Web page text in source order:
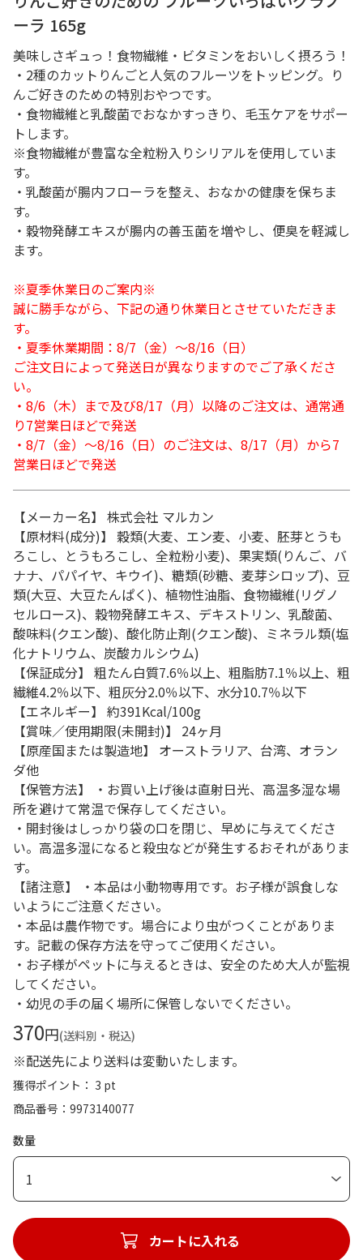
ーラ 165g
美味しさギュっ！食物繊維・ビタミンをおいしく摂ろう！
・2種のカットりんごと人気のフルーツをトッピング。り
んご好きのための特別おやつです。
・食物繊維と乳酸菌でおなかすっきり、毛玉ケアをサポー
トします。
※食物繊維が豊富な全粒粉入りシリアルを使用していま
す。
・乳酸菌が腸内フローラを整え、おなかの健康を保ちま
す。
・穀物発酵エキスが腸内の善玉菌を増やし、便臭を軽減し
ます。
※夏季休業日のご案内※
誠に勝手ながら、下記の通り休業日とさせていただきま
す。
・夏季休業期間：8/7（金）～8/16（日）
ご注文日によって発送日が異なりますのでご了承くださ
い。
・8/6（木）まで及び8/17（月）以降のご注文は、通常通
り7営業日ほどで発送
・8/7（金）～8/16（日）のご注文は、8/17（月）から7
営業日ほどで発送
【メーカー名】 株式会社 マルカン
【原材料(成分)】 穀類(大麦、エン麦、小麦、胚芽とうも
ろこし、とうもろこし、全粒粉小麦)、果実類(りんご、バ
ナナ、パパイヤ、キウイ)、糖類(砂糖、麦芽シロップ)、豆
類(大豆、大豆たんぱく)、植物性油脂、食物繊維(リグノ
セルロース)、穀物発酵エキス、デキストリン、乳酸菌、
酸味料(クエン酸)、酸化防止剤(クエン酸)、ミネラル類(塩
化ナトリウム、炭酸カルシウム)
【保証成分】 粗たん白質7.6％以上、粗脂肪7.1％以上、粗
繊維4.2％以下、粗灰分2.0％以下、水分10.7％以下
【エネルギー】 約391Kcal/100g
【賞味／使用期限(未開封)】 24ヶ月
【原産国または製造地】 オーストラリア、台湾、オラン
ダ他
【保管方法】 ・お買い上げ後は直射日光、高温多湿な場
所を避けて常温で保存してください。
・開封後はしっかり袋の口を閉じ、早めに与えてくださ
い。高温多湿になると殺虫などが発生するおそれがありま
す。
【諸注意】 ・本品は小動物専用です。お子様が誤食しな
いようにご注意ください。
・本品は農作物です。場合により虫がつくことがありま
す。記載の保存方法を守ってご使用ください。
・お子様がペットに与えるときは、安全のため大人が監視
してください。
・幼児の手の届く場所に保管しないでください。
370円(送料別・税込)
※配送先により送料は変動いたします。
獲得ポイント： 3 pt
商品番号
9973140077
数量
1
カートに入れる